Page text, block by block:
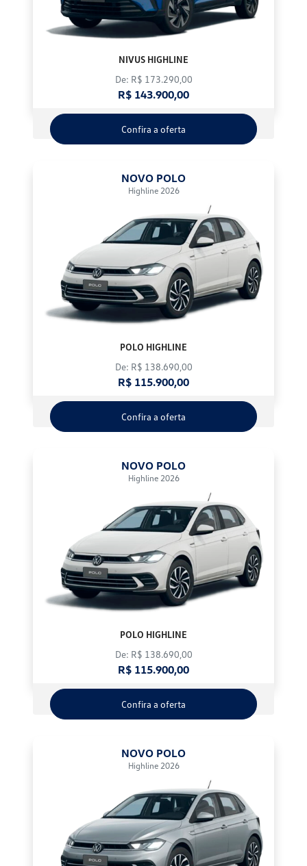
NIVUS HIGHLINE
De: R$ 173.290,00
R$ 143.900,00
Confira a oferta
NOVO POLO
Highline 2026
POLO HIGHLINE
De: R$ 138.690,00
R$ 115.900,00
Confira a oferta
NOVO POLO
Highline 2026
POLO HIGHLINE
De: R$ 138.690,00
R$ 115.900,00
Confira a oferta
NOVO POLO
Highline 2026